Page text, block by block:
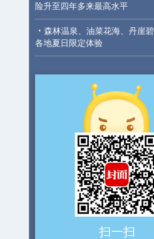
险升至四年多来最高水平
· 森林温泉、油菜花海、丹崖
各地夏日限定体验
扫一扫